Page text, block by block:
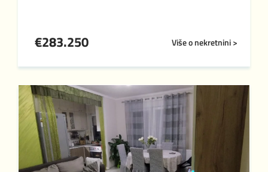
Više o nekretnini >
€283.250